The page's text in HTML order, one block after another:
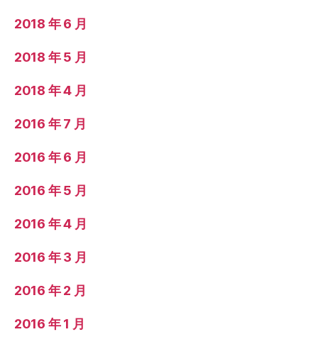
2018 年 6 月
2018 年 5 月
2018 年 4 月
2016 年 7 月
2016 年 6 月
2016 年 5 月
2016 年 4 月
2016 年 3 月
2016 年 2 月
2016 年 1 月